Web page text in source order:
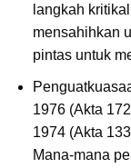
langkah
mensahihkan
pintas untuk
1976 (Akta
1974 (Akta
Mana-mana